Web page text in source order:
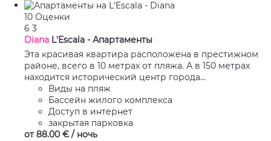
10 Оценки
6 3
Diana L'Escala - Апартаменты
Эта красивая квартира расположена в престижном
районе, всего в 10 метрах от пляжа. А в 150 метрах
находится исторический центр города...
Виды на пляж
Бассейн жилого комплекса
Доступ в интернет
закрытая парковка
от 88.00 € / ночь